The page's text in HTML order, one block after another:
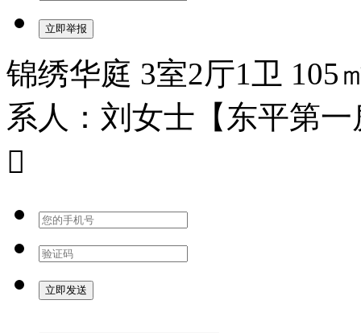
锦绣华庭 3室2厅1卫 105
系人：刘女士【东平第
